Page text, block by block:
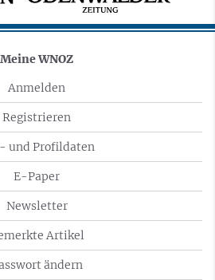
Meine WNOZ
Anmelden
Registrieren
und Profildaten
E-Paper
Newsletter
Artikel
ändern